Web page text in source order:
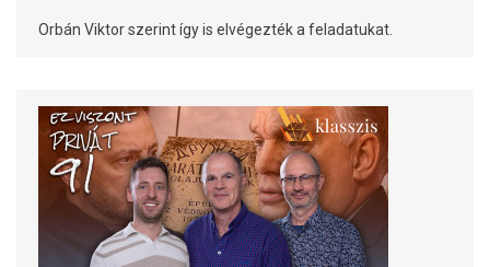
Orbán Viktor szerint így is elvégezték a feladatukat.